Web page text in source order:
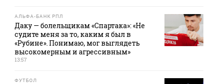
АЛЬФА-БАНК РПЛ
Даку — болельщикам «Спартака»: «Не
судите меня за то, каким я был в
«Рубине». Понимаю, мог выглядеть
высокомерным и агрессивным»
13:57
ФУТБОЛ